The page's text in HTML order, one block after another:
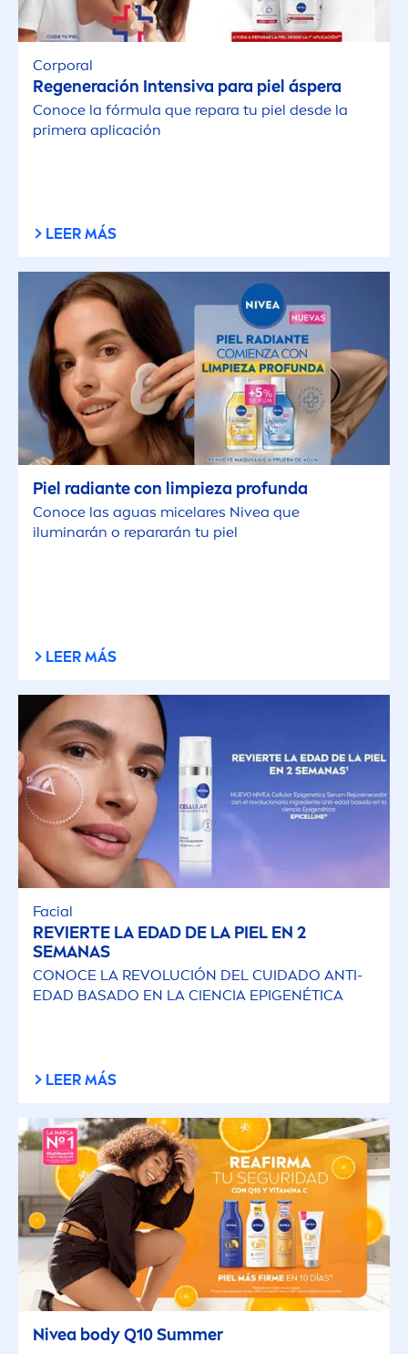
Corporal
Regeneración Intensiva para piel áspera
Conoce la fórmula que repara tu piel desde la
primera aplicación
LEER MÁS
Piel radiante con limpieza profunda
Conoce las aguas micelares Nivea que
iluminarán o repararán tu piel
LEER MÁS
Facial
REVIERTE LA EDAD DE LA PIEL EN 2
SEMANAS
CONOCE LA REVOLUCIÓN DEL CUIDADO ANTI-
EDAD BASADO EN LA CIENCIA EPIGENÉTICA
LEER MÁS
Nivea body Q10Summer